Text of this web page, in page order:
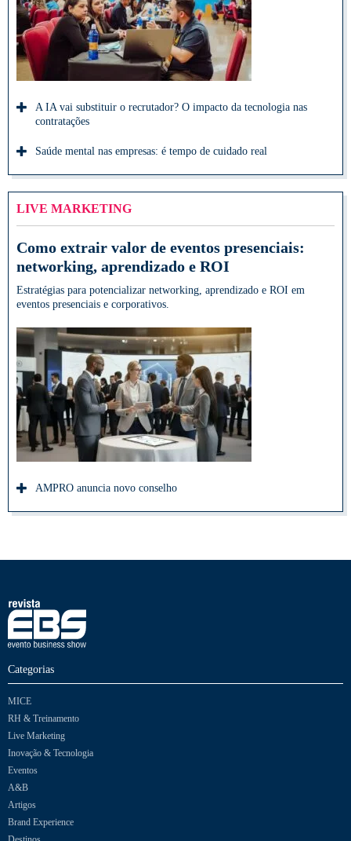
A IA vai substituir o recrutador? O impacto da tecnologia nas
contratações
Saúde mental nas empresas: é tempo de cuidado real
LIVE MARKETING
Como extrair valor de eventos presenciais:
networking, aprendizado e ROI
Estratégias para potencializar networking, aprendizado e ROI em
eventos presenciais e corporativos.
AMPRO anuncia novo conselho
Categorias
MICE
RH & Treinamento
Live Marketing
Inovação & Tecnologia
Eventos
A&B
Artigos
Brand Experience